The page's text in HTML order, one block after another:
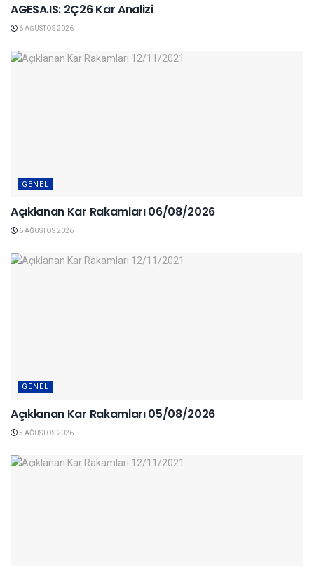
AGESA.IS: 2Ç26 Kar Analizi
6 AĞUSTOS 2026
GENEL
Açıklanan Kar Rakamları 06/08/2026
6 AĞUSTOS 2026
GENEL
Açıklanan Kar Rakamları 05/08/2026
5 AĞUSTOS 2026